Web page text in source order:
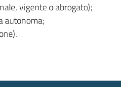
vigente o abrogato);
autonoma;